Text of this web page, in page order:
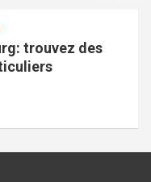
municipale à
pour la